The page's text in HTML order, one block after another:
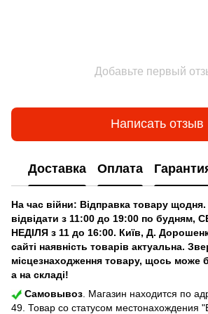
Добавьте первый
Написать отзыв
Доставка Оплата
На час війни: Відправка товару
відвідати з 11:00 до 19:00 по будням,
НЕДІЛЯ з 11 до 16:00. Київ, Д.
сайті наявність товарів актуальна.
місцезнаходження товару, щось може
а на складі!
Самовывоз . Магазин находится по
49. Товар со статусом местонахождения